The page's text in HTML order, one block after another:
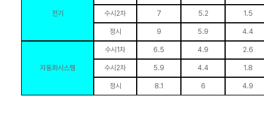
전기 수시2차 7 5.2 1.5
정시 9 5.9 4.4
자동화시스템
수시1차 6.5 4.9 2.6
수시2차 5.9 4.4 1.8
정시 8.1 6 4.9